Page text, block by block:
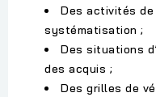
Des activités
systématisation ;
Des situations
des acquis ;
Des grilles de